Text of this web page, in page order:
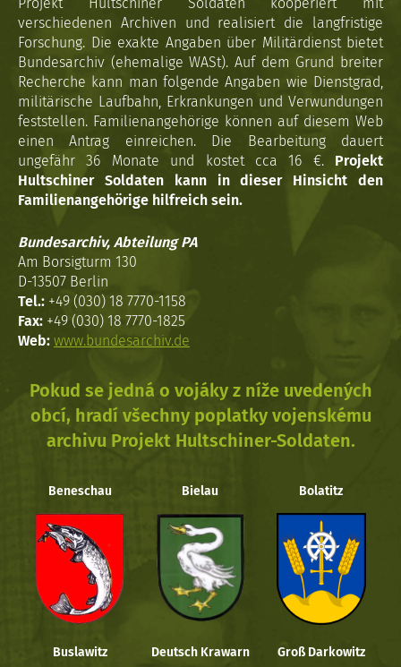
verschiedenen Archiven und realisiert die langfristige
Forschung. Die exakte Angaben über Militärdienst bietet
Bundesarchiv (ehemalige WASt). Auf dem Grund breiter
Recherche kann man folgende Angaben wie Dienstgrad,
militärische Laufbahn, Erkrankungen und Verwundungen
feststellen. Familienangehörige können auf diesem Web
einen Antrag einreichen. Die Bearbeitung dauert
ungefähr 36 Monate und kostet cca 16 €. Projekt
Hultschiner Soldaten kann in dieser Hinsicht den
Familienangehörige hilfreich sein.
Bundesarchiv, Abteilung PA
Am Borsigturm 130
D-13507 Berlin
Tel.: +49 (030) 18 7770-1158
Fax: +49 (030) 18 7770-1825
Web: www.bundesarchiv.de
Pokud se jedná o vojáky z níže uvedených
obcí, hradí všechny poplatky vojenskému
archivu Projekt Hultschiner-Soldaten.
Beneschau Bielau Bolatitz
Buslawitz Deutsch Krawarn Groß Darkowitz